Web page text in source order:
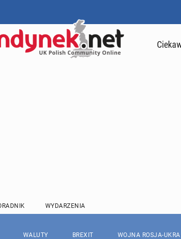
WYDARZENIA
WALUTY BREXIT WOJNA ROSJA-